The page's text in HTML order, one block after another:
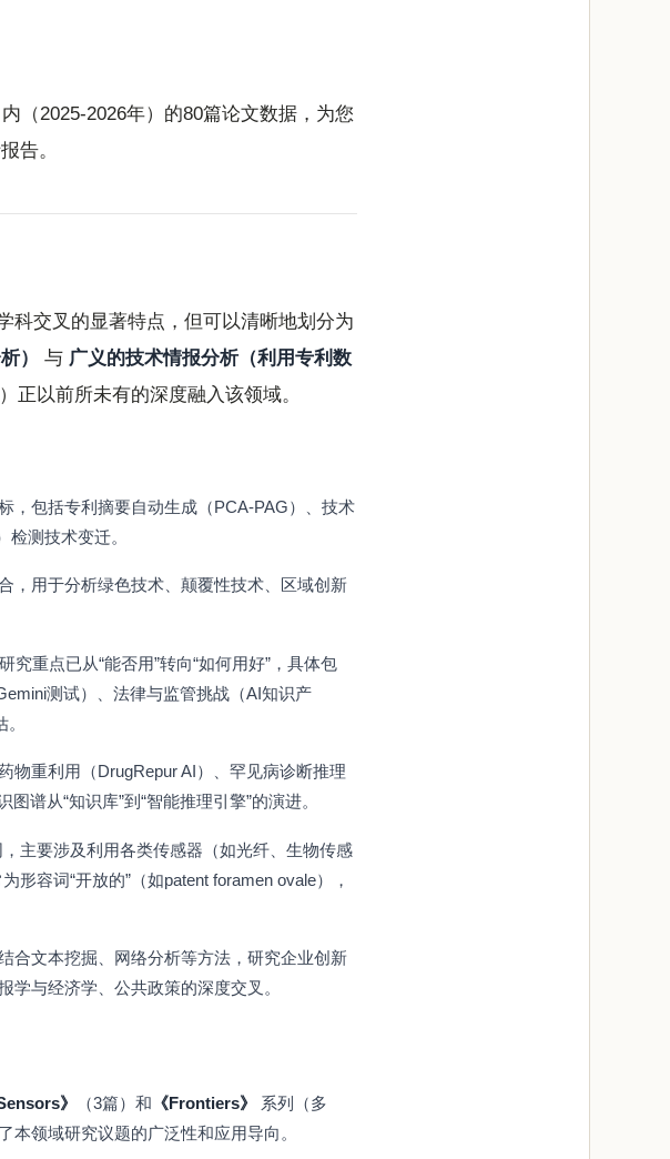
（2025-2026年）的80篇论文数据，为您
告。
科交叉的显著特点，但可以清晰地划分为
） 与 广义的技术情报分析（利用专利数
正以前所未有的深度融入该领域。
，包括专利摘要自动生成（PCA-PAG）、技术
测技术变迁。
，用于分析绿色技术、颠覆性技术、区域创新
究重点已从“能否用”转向“如何用好”，具体包
测试）、法律与监管挑战（AI知识产
物重利用（DrugRepur AI）、罕见病诊断推理
谱从“知识库”到“智能推理引擎”的演进。
，主要涉及利用各类传感器（如光纤、生物传感
形容词“开放的”（如patent foramen ovale），
合文本挖掘、网络分析等方法，研究企业创新
与经济学、公共政策的深度交叉。
》 （3篇）和 《Frontiers》
系列（多
领域研究议题的广泛性和应用导向。